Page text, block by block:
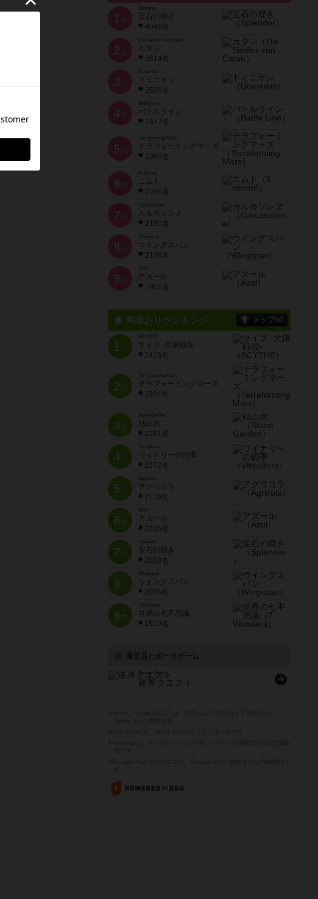
1 位
宝石の煌き
4040名
2 位
Die Siedler von Catan
カタン
3614名
3 位
ドミニオン
2528名
4位
Battle Line
バトルライン
2377名
5 位
Terraforming Mars
テラフォーミングマーズ
2369名
6 位
ニムト
2200名
7 位
Carcassonne
カルカソンヌ
2190名
8 位
Wingspan
ウイングスパン
2148名
9 位
Azul
アズール
1902名
興味ありランキング トップ50
1位
SCYTHE
サイズ -大鎌戦役-
2415名
2位
Terraforming Mars
テラフォーミングマーズ
2394名
3位
Stone Garden
枯山水
2281名
4位
Viticulture
ワイナリーの四季
2272名
5位
Agricola
アグリコラ
2119名
6位
Azul
アズール
2035名
7位
宝石の煌き
2028名
8位
Wingspan
ウイングスパン
2006名
9位
7 Wonders
世界の七不思議
1919名
最近見たボードゲーム
Meikai Quest
迷界クエスト